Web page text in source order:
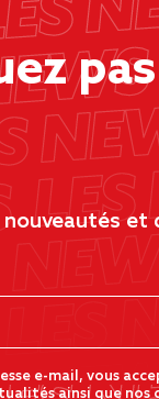
et
e-mail, vous
ainsi que nos